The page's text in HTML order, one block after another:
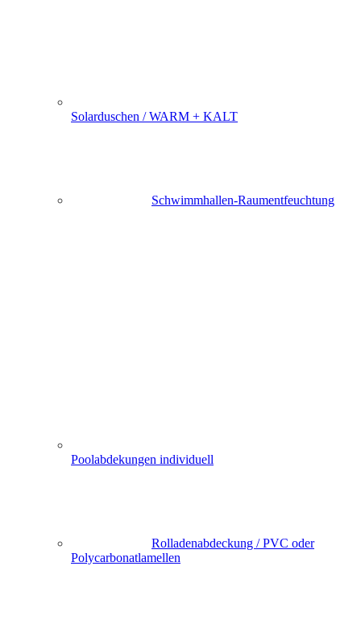
Solarduschen / WARM + KALT
Schwimmhallen-Raumentfeuchtung
Poolabdekungen individuell
Rolladenabdeckung / PVC oder
Polycarbonatlamellen